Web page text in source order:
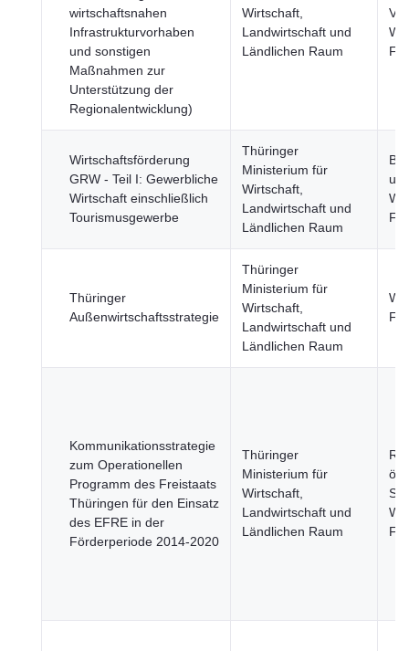
wirtschaftsnahen
Infrastrukturvorhaben
und sonstigen
Maßnahmen zur
Unterstützung der
Regionalentwicklung)
Wirtschaft,
Landwirtschaft und
Ländlichen Raum
Wirtschaftsförderung
GRW - Teil I: Gewerbliche
Wirtschaft einschließlich
Tourismusgewerbe
Thüringer
Ministerium für
Wirtschaft,
Landwirtschaft und
Ländlichen Raum
Thüringer
Außenwirtschaftsstrategie
Thüringer
Ministerium für
Wirtschaft,
Landwirtschaft und
Ländlichen Raum
Kommunikationsstrategie
zum Operationellen
Programm des Freistaats
Thüringen für den Einsatz
des EFRE in der
Förderperiode 2014-2020
Thüringer
Ministerium für
Wirtschaft,
Landwirtschaft und
Ländlichen Raum